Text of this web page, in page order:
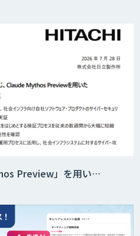
理解する対話型AIエージェント
進化させる対話型AIエージェ
for WEB」
ント構築支援サービス
Pro
Preview」を用い…